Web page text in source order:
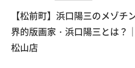
【松前町】浜口陽三のメゾチ
界的版画家・浜口陽三とは？
松山店